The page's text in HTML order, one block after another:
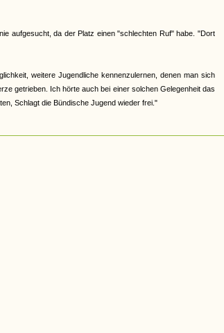
aufgesucht, da der Platz einen "schlechten Ruf" habe. "Dort
weitere Jugendliche kennenzulernen, denen man sich
getrieben. Ich hörte auch bei einer solchen Gelegenheit das
Schlagt die Bündische Jugend wieder frei."